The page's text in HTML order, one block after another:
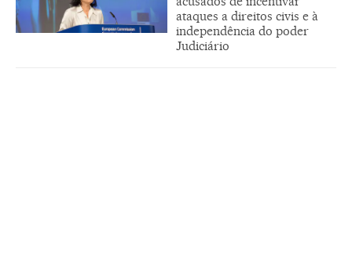
ataques a direitos civis e à
independência do poder
Judiciário